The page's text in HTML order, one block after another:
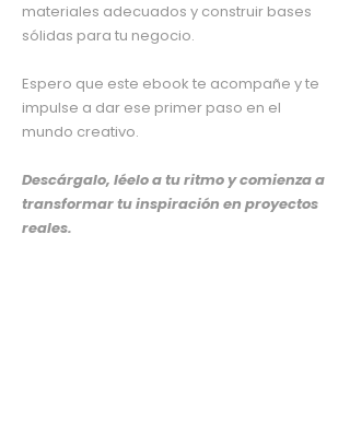
materiales adecuados y construir bases
sólidas para tu negocio.
Espero que este ebook te acompañe y te
impulse a dar ese primer paso en el
mundo creativo.
Descárgalo, léelo a tu ritmo y comienza a
transformar tu inspiración en proyectos
reales.